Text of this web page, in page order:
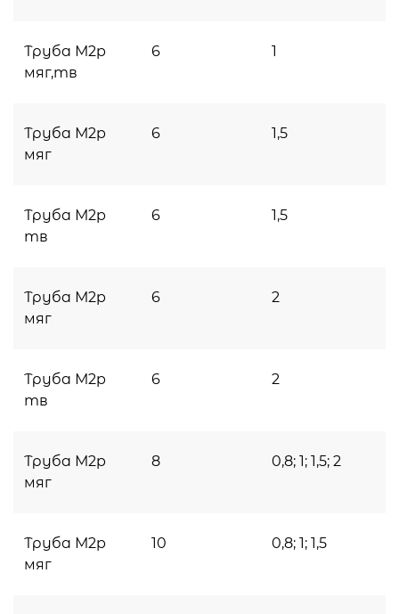
Труба М2p
мяг,тв
6 1
Труба М2p
мяг
6 1,5
Труба М2p
тв
6 1,5
Труба М2p
мяг
6 2
Труба М2p
тв
6 2
Труба М2p
мяг
8 0,8; 1; 1,5; 2
Труба М2p
мяг
10 0,8; 1; 1,5